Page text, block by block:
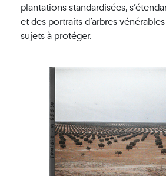
plantations standardisées,
et des portraits d’arbres
sujets à protéger.